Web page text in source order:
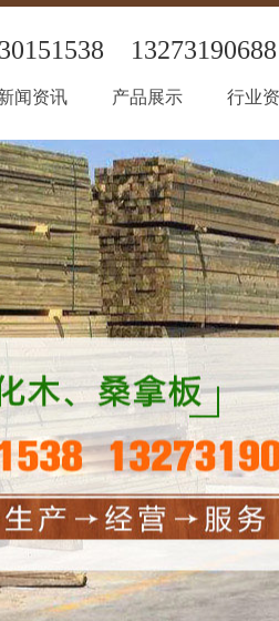
13273190688
闻资讯 产品展示 行业